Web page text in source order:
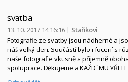
svatba
13. 10. 2017 14:16:16 | Staňkovi
Fotografie ze svatby jsou nádherné a
náš velký den. Součástí bylo i focení s
naše fotografie vkusně a příjemně
spolupráce. Děkujeme a KAŽDÉMU VŘELE